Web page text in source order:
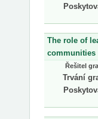
The role of
communities
Řešitel
Trvání